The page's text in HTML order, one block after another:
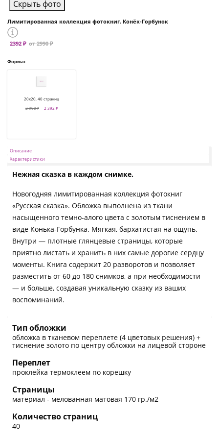
Скрыть фото
Лимитированная коллекция фотокниг. Конёк-Горбунок
2392 ₽ от 2990 ₽
Формат
20х20, 40 страниц
2 990 ₽
2 392 ₽
Описание
Характеристики
Нежная сказка в каждом снимке.
Новогодняя лимитированная коллекция фотокниг
«Русская сказка». Обложка выполнена из ткани
насыщенного темно-алого цвета с золотым тиснением в
виде Конька-Горбунка. Мягкая, бархатистая на ощупь.
Внутри — плотные глянцевые страницы, которые
приятно листать и хранить в них самые дорогие сердцу
моменты. Книга содержит 20 разворотов и позволяет
разместить от 60 до 180 снимков, а при необходимости
— и больше, создавая уникальную сказку из ваших
воспоминаний.
Тип обложки
обложка в тканевом переплете (4 цветовых решения) +
тиснение золото по центру обложки на лицевой стороне
Переплет
проклейка термоклеем по корешку
Страницы
материал - мелованная матовая 170 гр./м2
Количество страниц
40